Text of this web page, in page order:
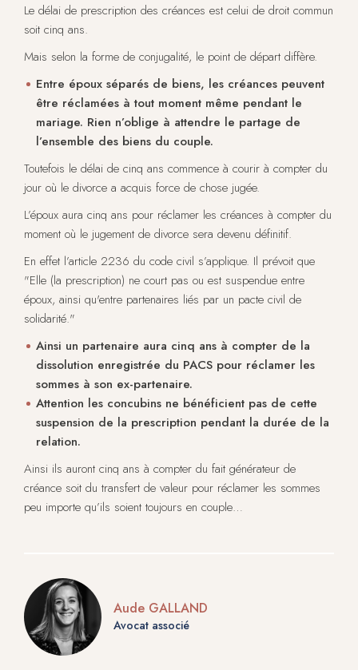
Le délai de prescription des créances est celui de droit commun
soit cinq ans.
Mais selon la forme de conjugalité, le point de départ diffère.
Entre époux séparés de biens, les créances peuvent
être réclamées à tout moment même pendant le
mariage. Rien n’oblige à attendre le partage de
l’ensemble des biens du couple.
Toutefois le délai de cinq ans commence à courir à compter du
jour où le divorce a acquis force de chose jugée.
L’époux aura cinq ans pour réclamer les créances à compter du
moment où le jugement de divorce sera devenu définitif.
En effet l’article 2236 du code civil s’applique. Il prévoit que
"Elle (la prescription) ne court pas ou est suspendue entre
époux, ainsi qu'entre partenaires liés par un pacte civil de
solidarité."
Ainsi un partenaire aura cinq ans à compter de la
dissolution enregistrée du PACS pour réclamer les
sommes à son ex-partenaire.
Attention les concubins ne bénéficient pas de cette
suspension de la prescription pendant la durée de la
relation.
Ainsi ils auront cinq ans à compter du fait générateur de
créance soit du transfert de valeur pour réclamer les sommes
peu importe qu’ils soient toujours en couple…
Aude GALLAND
Avocat associé